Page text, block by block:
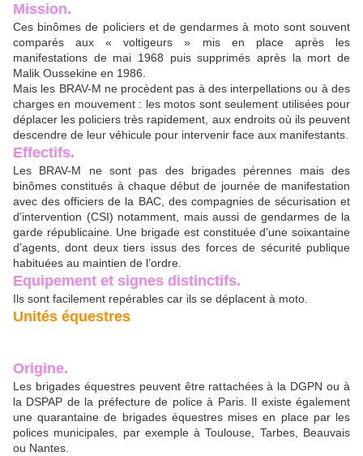
Mission.
Ces binômes de policiers et de gendarmes à moto sont souvent
comparés aux « voltigeurs » mis en place après les
manifestations de mai 1968 puis supprimés après la mort de
Malik Oussekine en 1986.
Mais les BRAV-M ne procèdent pas à des interpellations ou à des
charges en mouvement : les motos sont seulement utilisées pour
déplacer les policiers très rapidement, aux endroits où ils peuvent
descendre de leur véhicule pour intervenir face aux manifestants.
Effectifs.
Les BRAV-M ne sont pas des brigades pérennes mais des
binômes constitués à chaque début de journée de manifestation
avec des officiers de la BAC, des compagnies de sécurisation et
d’intervention (CSI) notamment, mais aussi de gendarmes de la
garde républicaine. Une brigade est constituée d’une soixantaine
d’agents, dont deux tiers issus des forces de sécurité publique
habituées au maintien de l’ordre.
Equipement et signes distinctifs.
Ils sont facilement repérables car ils se déplacent à moto.
Unités équestres
Origine.
Les brigades équestres peuvent être rattachées à la DGPN ou à
la DSPAP de la préfecture de police à Paris. Il existe également
une quarantaine de brigades équestres mises en place par les
polices municipales, par exemple à Toulouse, Tarbes, Beauvais
ou Nantes.